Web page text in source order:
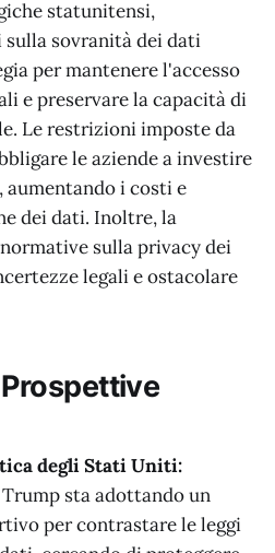
statunitensi,
sovranità dei dati
per mantenere l'accesso
e preservare la capacità di
Le restrizioni imposte da
le aziende a investire
i costi e
dei dati. Inoltre, la
sulla privacy dei
legali e ostacolare
degli Stati Uniti:
sta adottando un
per contrastare le leggi